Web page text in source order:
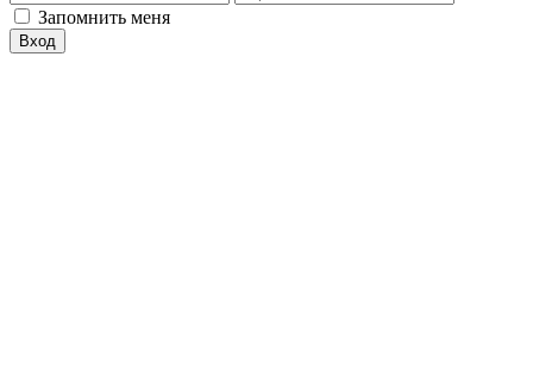
Запомнить меня
Вход